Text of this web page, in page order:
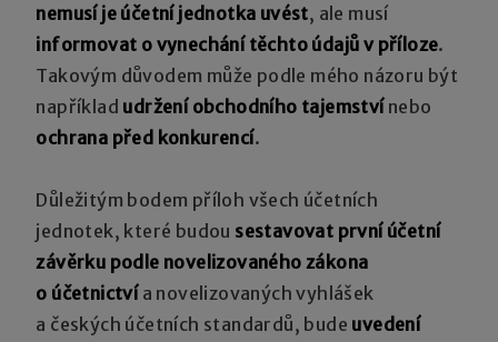
nemusí je účetní jednotka uvést, ale musí
informovat o vynechání těchto údajů v příloze.
Takovým důvodem může podle mého názoru být
například udržení obchodního tajemstvínebo
ochrana před konkurencí.
Důležitým bodem příloh všech účetních
jednotek, které budou sestavovat první účetní
závěrku podle novelizovaného zákona
o účetnictvía novelizovaných vyhlášek
a českých účetních standardů, bude uvedení